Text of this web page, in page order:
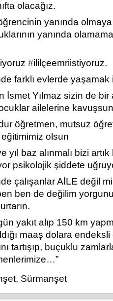
olacağız.
yanında olmaya
yanında
#ililçeemriistiyoruz.
farklı evlerde
İsmet Yılmaz sizin de
ailelerine
öğretmen, mutsuz
olsun
baz alınmalı bizi artık
psikolojik şiddete
çalışanlar AİLE değil
ben de değilim
yakıt alıp 150 km
maaş dolara endeksli
tartışıp, buçuklu
, Sürmanşet